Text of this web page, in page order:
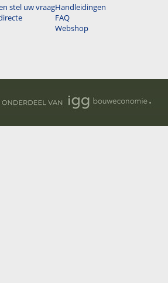
stel uw vraagHandleidingen
FAQ
Webshop